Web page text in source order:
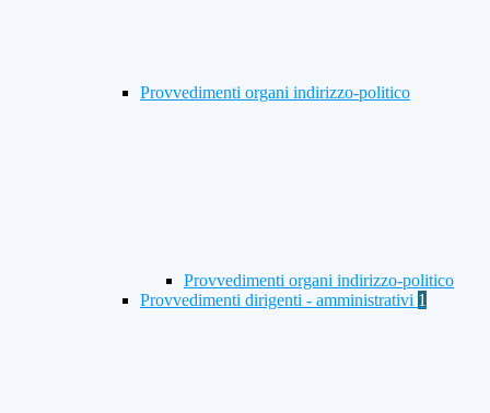
Provvedimenti organi indirizzo-politico
Provvedimenti organi indirizzo-politico
Provvedimenti dirigenti - amministrativi 1